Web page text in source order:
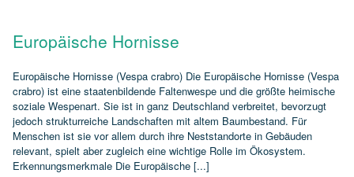
Europäische Hornisse
Europäische Hornisse (Vespa crabro) Die Europäische Hornisse (Vespa
crabro) ist eine staatenbildende Faltenwespe und die größte heimische
soziale Wespenart. Sie ist in ganz Deutschland verbreitet, bevorzugt
jedoch strukturreiche Landschaften mit altem Baumbestand. Für
Menschen ist sie vor allem durch ihre Neststandorte in Gebäuden
relevant, spielt aber zugleich eine wichtige Rolle im Ökosystem.
Erkennungsmerkmale Die Europäische [...]